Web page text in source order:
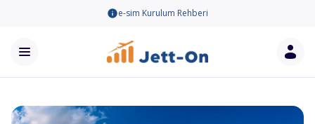
e-sim Kurulum Rehberi